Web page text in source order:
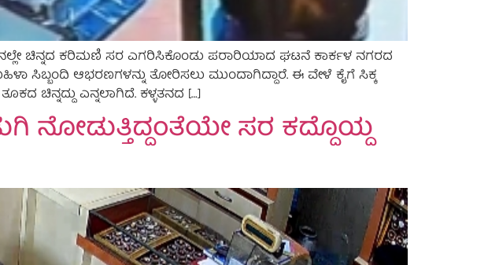
ಚಿನ್ನದ ಕರಿಮಣಿ ಸರ ಎಗರಿಸಿಕೊಂಡು ಪರಾರಿಯಾದ ಘಟನೆ ಕಾರ್ಕಳ ನಗರದ
ಆಭರಣಗಳನ್ನು ತೋರಿಸಲು ಮುಂದಾಗಿದ್ದಾರೆ. ಈ ವೇಳೆ ಕೈಗೆ ಸಿಕ್ಕ
ಚಿನ್ನದ್ದು ಎನ್ನಲಾಗಿದೆ. ಕಳ್ಳತನದ […]
ನೋಡುತ್ತಿದ್ದಂತೆಯೇ ಸರ ಕದ್ದೊಯ್ದ